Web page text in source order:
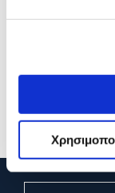
HP 15 -
Graphics/
Προσθήκη